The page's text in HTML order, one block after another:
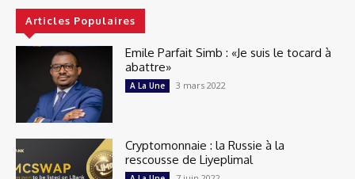
Articles Populaires
Emile Parfait Simb : «Je suis le tocard à
abattre»
A La Une 3 mars 2022
Cryptomonnaie : la Russie à la
rescousse de Liyeplimal